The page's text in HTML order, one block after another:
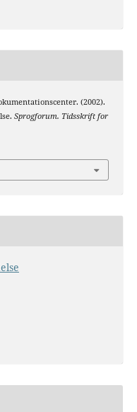
(2002).
Sprogforum. Tidsskrift for